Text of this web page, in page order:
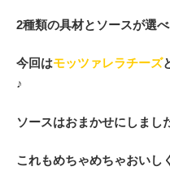
2種類の具材とソースが選べ
今回はモッツァレラチーズ
♪
ソースはおまかせにしまし
これもめちゃめちゃおいし